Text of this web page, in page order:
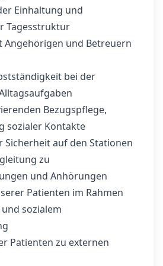
Einhaltung und
Tagesstruktur
Angehörigen und Betreuern
bei der
Bezugspflege,
sozialer Kontakte
Sicherheit auf den Stationen
zu
und Anhörungen
Patienten im Rahmen
sozialem
Patienten zu externen